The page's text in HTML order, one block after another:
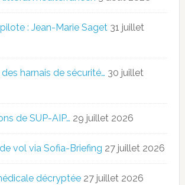
: Jean-Marie Saget 31 juillet
des harnais de sécurité… 30 juillet
de SUP-AIP… 29 juillet 2026
vol via Sofia-Briefing 27 juillet 2026
décryptée 27 juillet 2026